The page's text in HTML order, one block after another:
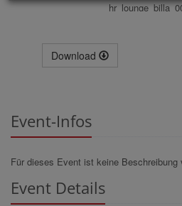
Download
Event-Infos
Für dieses Event ist keine Beschreibung
Event Details